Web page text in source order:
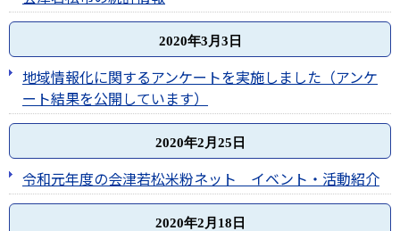
2020年3月3日
地域情報化に関するアンケートを実施しました（アンケ
ート結果を公開しています）
2020年2月25日
令和元年度の会津若松米粉ネット イベント・活動紹介
2020年2月18日